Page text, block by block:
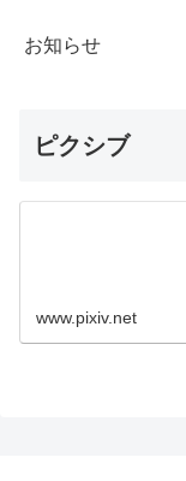
お知らせ
ピクシブ
www.pixiv.net